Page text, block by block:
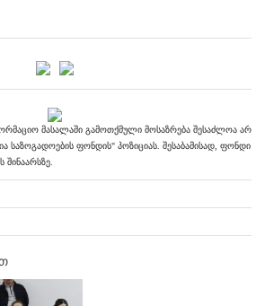
მასალაში გამოთქმული მოსაზრება შესაძლოა არ
საზოგადოების ფონდის" პოზიციას. შესაბამისად, ფონდი
შინაარსზე.